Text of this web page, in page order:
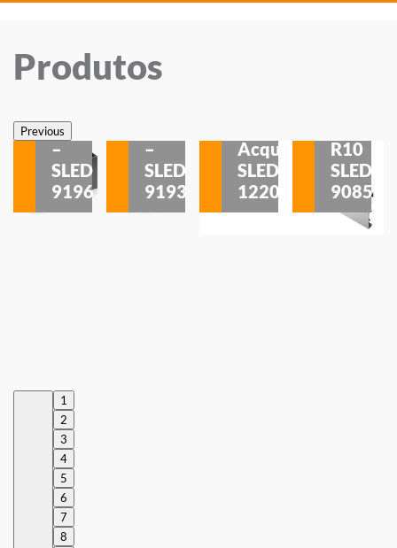
Produtos
PreviousSobrepor
–
SLED
9196
–
SLED
9193
Acqua
SLED
1220
R10
SLED
9085
1
2
3
4
5
6
7
8